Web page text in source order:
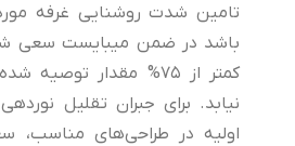
تامین شدت روشنایی غرفه مورد
باشد در ضمن میبایست سعی
کمتر از ۷۵%
مقدار توصیه
نیابد. برای جبران تقلیل
اولیه در طراحی‌های مناسب،